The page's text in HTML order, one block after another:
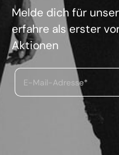
Melde dich für
erfahre als erster
Aktionen
E-Mail-Adresse*